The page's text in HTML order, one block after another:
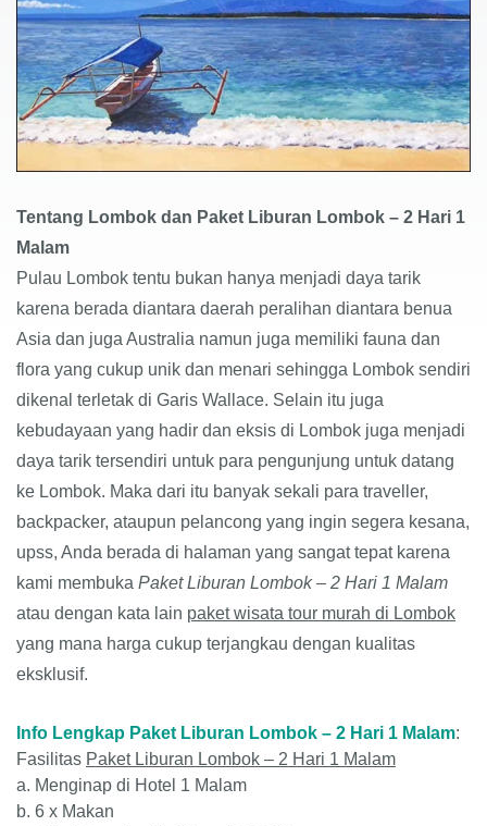
Tentang Lombok dan Paket Liburan Lombok – 2 Hari 1
Malam
Pulau Lombok tentu bukan hanya menjadi daya tarik
karena berada diantara daerah peralihan diantara benua
Asia dan juga Australia namun juga memiliki fauna dan
flora yang cukup unik dan menari sehingga Lombok sendiri
dikenal terletak di Garis Wallace. Selain itu juga
kebudayaan yang hadir dan eksis di Lombok juga menjadi
daya tarik tersendiri untuk para pengunjung untuk datang
ke Lombok. Maka dari itu banyak sekali para traveller,
backpacker, ataupun pelancong yang ingin segera kesana,
upss, Anda berada di halaman yang sangat tepat karena
kami membuka Paket Liburan Lombok – 2 Hari 1 Malam
atau dengan kata lain paket wisata tour murah di Lombok
yang mana harga cukup terjangkau dengan kualitas
eksklusif.
Info Lengkap Paket Liburan Lombok – 2 Hari 1 Malam:
Fasilitas Paket Liburan Lombok – 2 Hari 1 Malam
a. Menginap di Hotel 1 Malam
b. 6 x Makan